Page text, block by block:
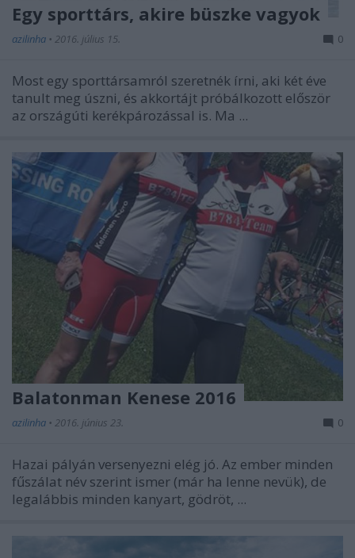
Egy sporttárs, akire büszke vagyok
azilinha • 2016. július 15. 0
Most egy sporttársamról szeretnék írni, aki két éve
tanult meg úszni, és akkortájt próbálkozott először
az országúti kerékpározással is. Ma ...
Balatonman Kenese 2016
azilinha • 2016. június 23. 0
Hazai pályán versenyezni elég jó. Az ember minden
fűszálat név szerint ismer (már ha lenne nevük), de
legalábbis minden kanyart, gödröt, ...